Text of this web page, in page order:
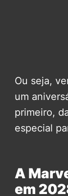
Ou seja,
um
primeiro,
especial
A
em